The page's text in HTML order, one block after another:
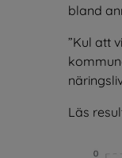
bland
Kul att
Läs